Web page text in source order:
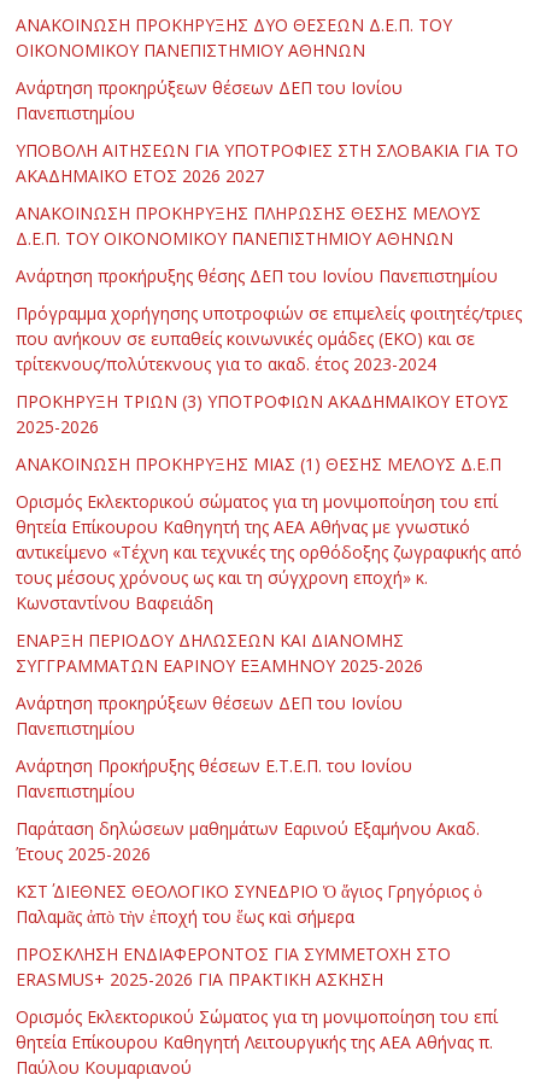
ΑΝΑΚΟΙΝΩΣΗ ΠΡΟΚΗΡΥΞΗΣ ΔΥΟ ΘΕΣΕΩΝ Δ.Ε.Π. ΤΟΥ
ΟΙΚΟΝΟΜΙΚΟΥ ΠΑΝΕΠΙΣΤΗΜΙΟΥ ΑΘΗΝΩΝ
Ανάρτηση προκηρύξεων θέσεων ΔΕΠ του Ιονίου
Πανεπιστημίου
ΥΠΟΒΟΛΗ ΑΙΤΗΣΕΩΝ ΓΙΑ ΥΠΟΤΡΟΦΙΕΣ ΣΤΗ ΣΛΟΒΑΚΙΑ ΓΙΑ ΤΟ
ΑΚΑΔΗΜΑΪΚΟ ΕΤΟΣ 2026 2027
ΑΝΑΚΟΙΝΩΣΗ ΠΡΟΚΗΡΥΞΗΣ ΠΛΗΡΩΣΗΣ ΘΕΣΗΣ ΜΕΛΟΥΣ
Δ.Ε.Π. ΤΟΥ ΟΙΚΟΝΟΜΙΚΟΥ ΠΑΝΕΠΙΣΤΗΜΙΟΥ ΑΘΗΝΩΝ
Ανάρτηση προκήρυξης θέσης ΔΕΠ του Ιονίου Πανεπιστημίου
Πρόγραμμα χορήγησης υποτροφιών σε επιμελείς φοιτητές/τριες
που ανήκουν σε ευπαθείς κοινωνικές ομάδες (ΕΚΟ) και σε
τρίτεκνους/πολύτεκνους για το ακαδ. έτος 2023-2024
ΠΡΟΚΗΡΥΞΗ ΤΡΙΩΝ (3) ΥΠΟΤΡΟΦΙΩΝ ΑΚΑΔΗΜΑΪΚΟΥ ΕΤΟΥΣ
2025-2026
ΑΝΑΚΟΙΝΩΣΗ ΠΡΟΚΗΡΥΞΗΣ ΜΙΑΣ (1) ΘΕΣΗΣ ΜΕΛΟΥΣ Δ.Ε.Π
Ορισμός Εκλεκτορικού σώματος για τη μονιμοποίηση του επί
θητεία Επίκουρου Καθηγητή της ΑΕΑ Αθήνας με γνωστικό
αντικείμενο «Τέχνη και τεχνικές της ορθόδοξης ζωγραφικής από
τους μέσους χρόνους ως και τη σύγχρονη εποχή» κ.
Κωνσταντίνου Βαφειάδη
ΕΝΑΡΞΗ ΠΕΡΙΟΔΟΥ ΔΗΛΩΣΕΩΝ ΚΑΙ ΔΙΑΝΟΜΗΣ
ΣΥΓΓΡΑΜΜΑΤΩΝ ΕΑΡΙΝΟΥ ΕΞΑΜΗΝΟΥ 2025-2026
Ανάρτηση προκηρύξεων θέσεων ΔΕΠ του Ιονίου
Πανεπιστημίου
Ανάρτηση Προκήρυξης θέσεων Ε.Τ.Ε.Π. του Ιονίου
Πανεπιστημίου
Παράταση δηλώσεων μαθημάτων Εαρινού Εξαμήνου Ακαδ.
Έτους 2025-2026
ΚΣΤ΄ ΔΙΕΘΝΕΣ ΘΕΟΛΟΓΙΚΟ ΣΥΝΕΔΡΙΟ Ὁ ἅγιος Γρηγόριος ὁ
Παλαμᾶς ἀπὸ τὴν ἐποχή του ἕως καὶ σήμερα
ΠΡΟΣΚΛΗΣΗ ΕΝΔΙΑΦΕΡΟΝΤΟΣ ΓΙΑ ΣΥΜΜΕΤΟΧΗ ΣΤΟ
ERASMUS+ 2025-2026 ΓΙΑ ΠΡΑΚΤΙΚΗ ΑΣΚΗΣΗ
Ορισμός Εκλεκτορικού Σώματος για τη μονιμοποίηση του επί
θητεία Επίκουρου Καθηγητή Λειτουργικής της ΑΕΑ Αθήνας π.
Παύλου Κουμαριανού